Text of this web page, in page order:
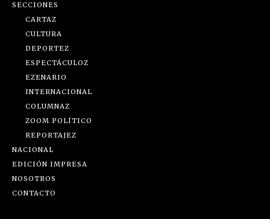
SECCIONES
CARTAZ
CULTURA
DEPORTEZ
ESPECTÁCULOZ
EZENARIO
INTERNACIONAL
COLUMNAZ
ZOOM POLÍTICO
REPORTAJEZ
NACIONAL
EDICIÓN IMPRESA
NOSOTROS
CONTACTO